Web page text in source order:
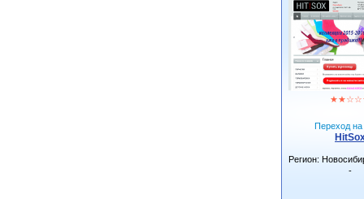
★★☆☆
Переход на
Регион:
-